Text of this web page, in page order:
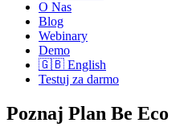
O Nas
Blog
Webinary
Demo
🇬🇧 English
Testuj za darmo
Poznaj Plan Be Eco